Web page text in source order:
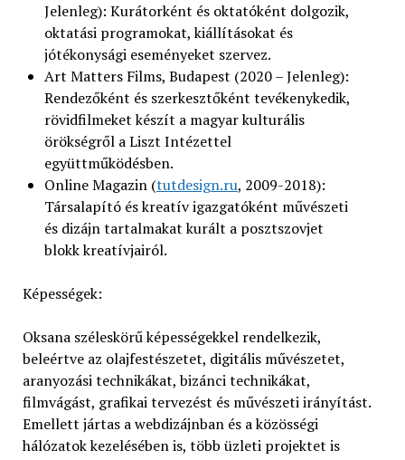
Jelenleg): Kurátorként és oktatóként dolgozik,
oktatási programokat, kiállításokat és
jótékonysági eseményeket szervez.
Art Matters Films, Budapest (2020 – Jelenleg):
Rendezőként és szerkesztőként tevékenykedik,
rövidfilmeket készít a magyar kulturális
örökségről a Liszt Intézettel
együttműködésben.
Online Magazin (tutdesign.ru, 2009-2018):
Társalapító és kreatív igazgatóként művészeti
és dizájn tartalmakat kurált a posztszovjet
blokk kreatívjairól.
Képességek:
Oksana széleskörű képességekkel rendelkezik,
beleértve az olajfestészetet, digitális művészetet,
aranyozási technikákat, bizánci technikákat,
filmvágást, grafikai tervezést és művészeti irányítást.
Emellett jártas a webdizájnban és a közösségi
hálózatok kezelésében is, több üzleti projektet is